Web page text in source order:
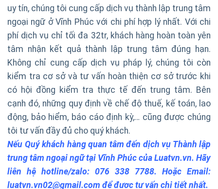
uy tín, chúng tôi cung cấp dịch vụ thành lập trung tâm
ngoại ngữ ở Vĩnh Phúc với chi phí hợp lý nhất. Với chi
phí dịch vụ chỉ tối đa 32tr, khách hàng hoàn toàn yên
tâm nhận kết quả thành lập trung tâm đúng hạn.
Không chỉ cung cấp dịch vụ pháp lý, chúng tôi còn
kiểm tra cơ sở và tư vấn hoàn thiện cơ sở trước khi
có hội đồng kiểm tra thực tế đến trung tâm. Bên
cạnh đó, những quy định về chế độ thuế, kế toán, lao
động, bảo hiểm, báo cáo định kỳ,… cũng được chúng
tôi tư vấn đầy đủ cho quý khách.
Nếu Quý khách hàng quan tâm đến dịch vụ Thành lập
trung tâm ngoại ngữ tại Vĩnh Phúc của Luatvn.vn. Hãy
liên hệ hotline/zalo: 076 338 7788. Hoặc Email:
luatvn.vn02@gmail.com để được tư vấn chi tiết nhất.